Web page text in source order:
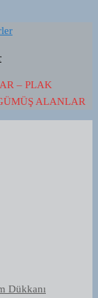
– PLAK
ALANLAR
Dükkanı